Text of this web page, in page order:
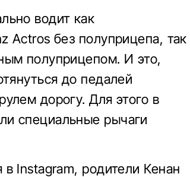
водит как
Actros без полуприцепа, так
полуприцепом. И это,
до педалей
дорогу. Для этого в
специальные рычаги
Instagram, родители Кенан